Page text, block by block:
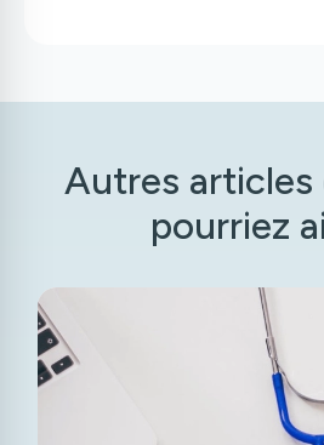
Autres articles
pourriez